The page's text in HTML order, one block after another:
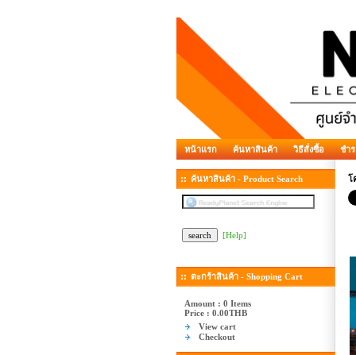
หน้าแรก ค้นหาสินค้า วิธีสั่งซื้อ ชำร
ค้นหาสินค้า - Product Search
[Help]
ตะกร้าสินค้า - Shopping Cart
Amount : 0 Items
Price : 0.00THB
View cart
Checkout
โ